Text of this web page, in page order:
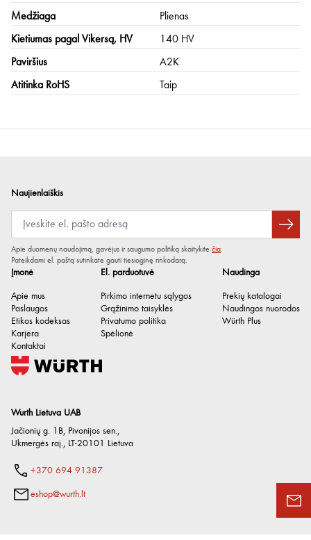
Medžiaga Plienas
Kietiumas pagal Vikersą, HV 140 HV
Paviršius A2K
Atitinka RoHS Taip
Wurth Lietuva UAB
Jačionių g. 1B, Pivonijos sen.,
Ukmergės raj., LT-20101 Lietuva
+370 694 91387
eshop@wurth.lt
Įmonė
Apie mus
Paslaugos
Etikos kodeksas
Karjera
Kontaktai
El. parduotuvė
Pirkimo internetu sąlygos
Grąžinimo taisyklės
Privatumo politika
Spėlionė
Naudinga
Prekių katalogai
Naudingos nuorodos
Würth Plus
Naujienlaiškis
Apie duomenų naudojimą, gavėjus ir saugumo politiką skaitykite čia.
Pateikdami el. paštą sutinkate gauti tiesioginę rinkodarą.